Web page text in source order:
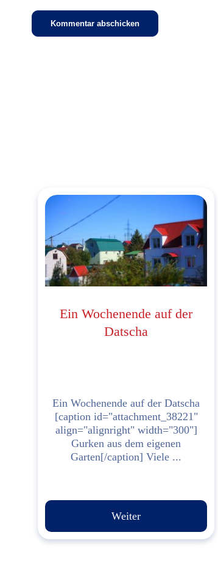
Ein Wochenende auf der
Datscha
Ein Wochenende auf der Datscha
[caption id="attachment_38221"
align="alignright" width="300"]
Gurken aus dem eigenen
Garten[/caption] Viele ...
Weiter